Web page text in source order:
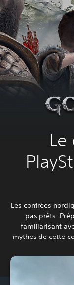
Les contrées
pas prêts.
familiarisant
mythes de cette